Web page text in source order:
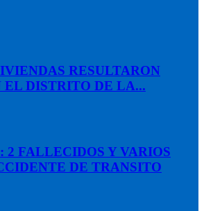
RESULTARON
EL DISTRITO DE LA...
FALLECIDOS Y VARIOS
DE TRANSITO